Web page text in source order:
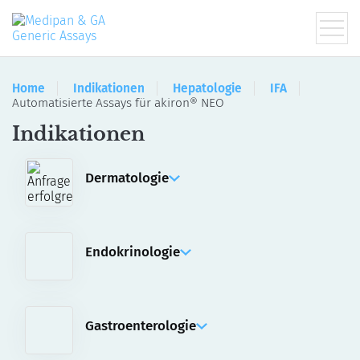
Home Indikationen Hepatologie
IFA
Automatisierte Assays für akiron® NEO
Indikationen
Dermatologie
Automatisierte Assays für akiron® NEO
Endokrinologie
Gastroenterologie